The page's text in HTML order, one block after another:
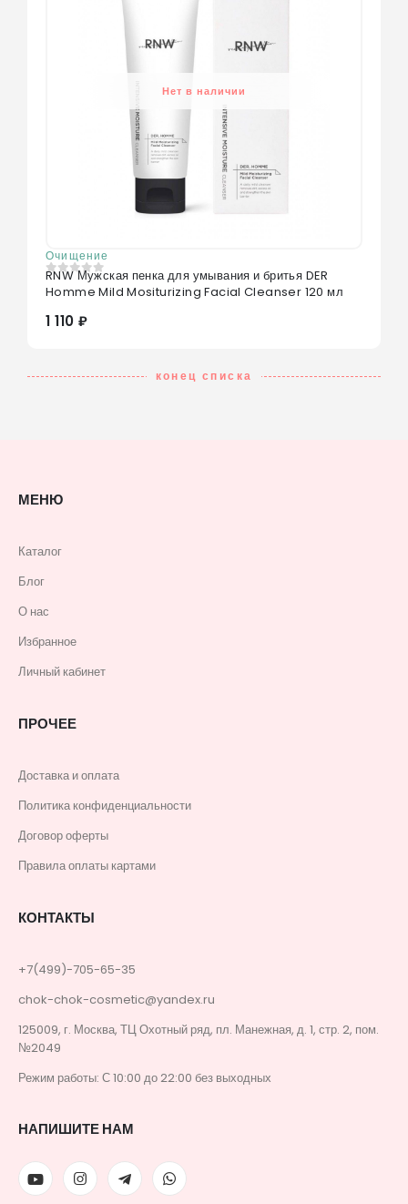
Нет в наличии
Очищение
0из 5
RNW Мужская пенка для умывания и бритья DER
Homme Mild Mositurizing Facial Cleanser 120 мл
1 110 ₽
конец списка
МЕНЮ
Каталог
Блог
О нас
Избранное
Личный кабинет
ПРОЧЕЕ
Доставка и оплата
Политика конфиденциальности
Договор оферты
Правила оплаты картами
КОНТАКТЫ
+7(499)-705-65-35
chok-chok-cosmetic@yandex.ru
125009, г. Москва, ТЦ Охотный ряд, пл. Манежная, д. 1, стр. 2, пом.
№2049
Режим работы: С 10:00 до 22:00 без выходных
НАПИШИТЕ НАМ